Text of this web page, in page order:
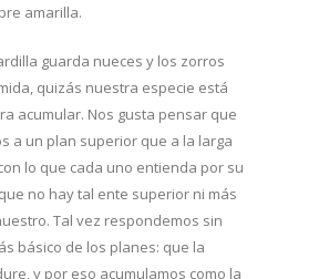
amarilla.
guarda nueces y los zorros
quizás nuestra especie está
acumular. Nos gusta pensar que
a un plan superior que a la larga
lo que cada uno entienda por su
no hay tal ente superior ni más
Tal vez respondemos sin
básico de los planes: que la
y por eso acumulamos como la